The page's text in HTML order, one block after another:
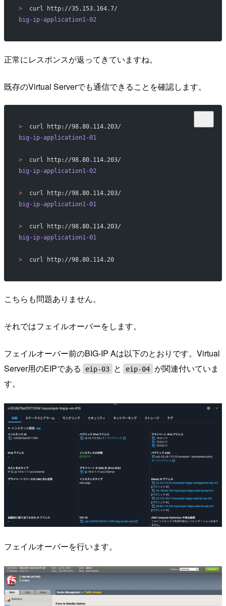
>
  curl http://35.153.164.7/
big-ip-application1-02
正常にレスポンスが返ってきていますね。
既存のVirtual Serverでも通信できることを確認します。
>
  curl http://98.80.114.203/
big-ip-application1-01
>
  curl http://98.80.114.203/
big-ip-application1-02
>
  curl http://98.80.114.203/
big-ip-application1-01
>
  curl http://98.80.114.203/
big-ip-application1-01
>
  curl http://98.80.114.20
こちらも問題ありません。
それではフェイルオーバーをします。
フェイルオーバー前のBIG-IP Aは以下のとおりです。Virtual
Server用のEIPである
eip-03 と eip-04
が関連付いていま
す。
フェイルオーバーを行います。